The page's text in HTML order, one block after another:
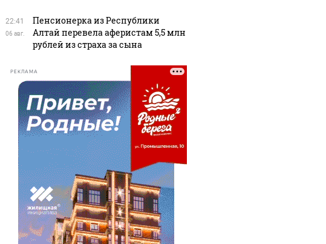
22:41
06 авг.
Пенсионерка из Республики
Алтай перевела аферистам 5,5 млн
рублей из страха за сына
РЕКЛАМА